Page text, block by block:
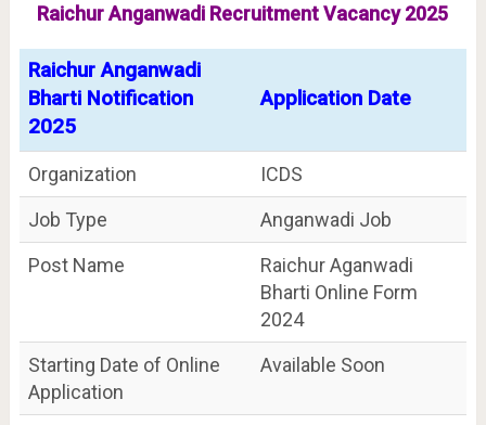
Raichur Anganwadi Recruitment Vacancy 2025
Raichur Anganwadi
Bharti Notification
2025
Application Date
Organization
ICDS
Job Type
Anganwadi Job
Post Name
Raichur Aganwadi
Bharti Online Form
2024
Starting Date of Online
Application
Available Soon